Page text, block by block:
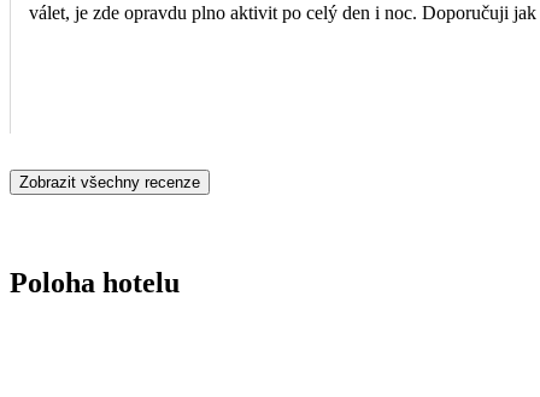
válet, je zde opravdu plno aktivit po celý den i noc. Doporučuji
Zobrazit všechny recenze
Poloha hotelu